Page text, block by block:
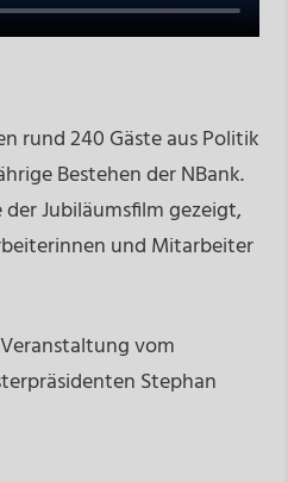
rund 240 Gäste aus Politik
Bestehen der NBank.
Jubiläumsfilm gezeigt,
und Mitarbeiter
vom
Stephan